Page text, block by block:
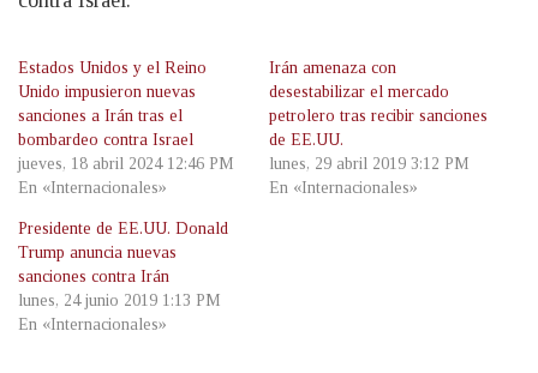
Estados Unidos y el Reino
Unido impusieron nuevas
sanciones a Irán tras el
bombardeo contra Israel
jueves, 18 abril 2024 12:46 PM
En «Internacionales»
Irán amenaza con
desestabilizar el mercado
petrolero tras recibir sanciones
de EE.UU.
lunes, 29 abril 2019 3:12 PM
En «Internacionales»
Presidente de EE.UU. Donald
Trump anuncia nuevas
sanciones contra Irán
lunes, 24 junio 2019 1:13 PM
En «Internacionales»